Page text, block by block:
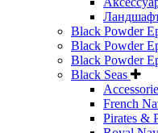
Black Powder
Black Powder
Black Powder
Black Seas
French
Pirates &